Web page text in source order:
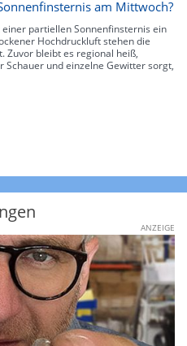
am Mittwoch?
partiellen Sonnenfinsternis ein
Hochdruckluft stehen die
Zuvor bleibt es regional heiß,
und einzelne Gewitter sorgt,
ANZEIGE